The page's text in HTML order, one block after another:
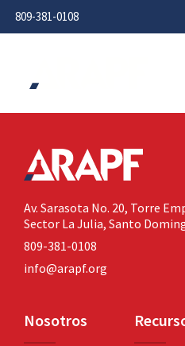
809-381-0108
Av. Sarasota No. 20, Torre
Sector La Julia, Santo
809-381-0108
info@arapf.org
Nosotros